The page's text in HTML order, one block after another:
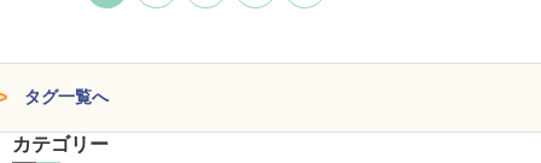
タグ一覧へ
カテゴリー